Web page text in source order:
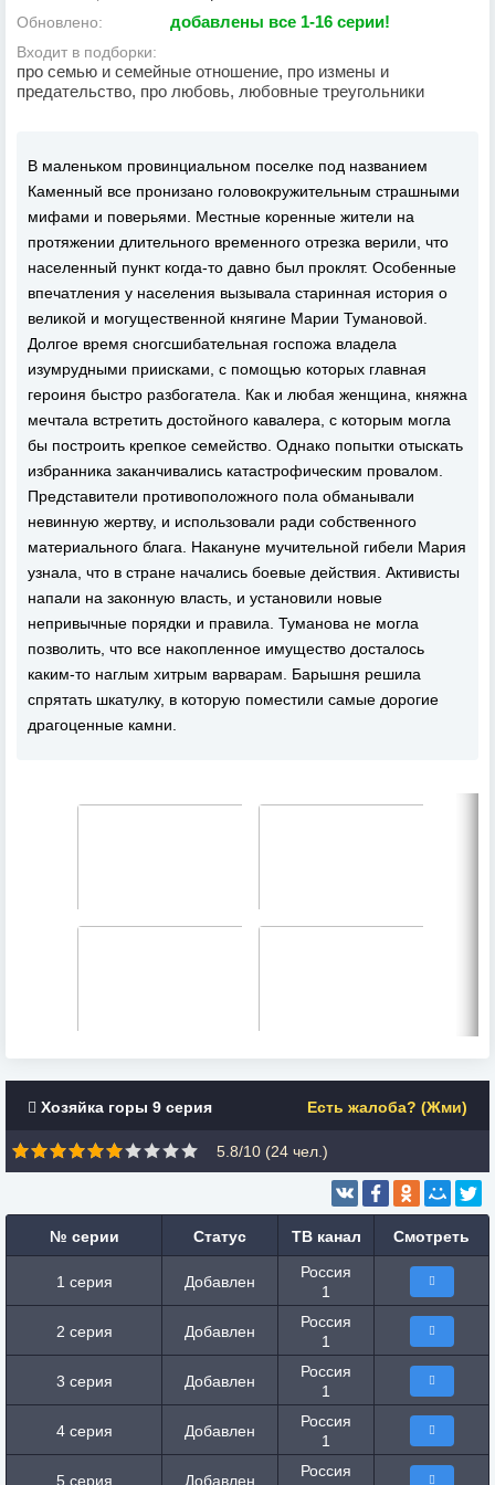
Обновлено: добавлены все 1-16 серии!
Входит в подборки:
про семью и семейные отношение, про измены и
предательство, про любовь, любовные треугольники
В маленьком провинциальном поселке под названием
Каменный все пронизано головокружительным страшными
мифами и поверьями. Местные коренные жители на
протяжении длительного временного отрезка верили, что
населенный пункт когда-то давно был проклят. Особенные
впечатления у населения вызывала старинная история о
великой и могущественной княгине Марии Тумановой.
Долгое время сногсшибательная госпожа владела
изумрудными приисками, с помощью которых главная
героиня быстро разбогатела. Как и любая женщина, княжна
мечтала встретить достойного кавалера, с которым могла
бы построить крепкое семейство. Однако попытки отыскать
избранника заканчивались катастрофическим провалом.
Представители противоположного пола обманывали
невинную жертву, и использовали ради собственного
материального блага. Накануне мучительной гибели Мария
узнала, что в стране начались боевые действия. Активисты
напали на законную власть, и установили новые
непривычные порядки и правила. Туманова не могла
позволить, что все накопленное имущество досталось
каким-то наглым хитрым варварам. Барышня решила
спрятать шкатулку, в которую поместили самые дорогие
драгоценные камни.
Хозяйка горы 9 серия Есть жалоба? (Жми)
5.8/10 (24 чел.)
№ серии Статус ТВ канал Смотреть
1 серия Добавлен
Россия
1
2 серия Добавлен
Россия
1
3 серия Добавлен
Россия
1
4 серия Добавлен
Россия
1
5 серия Добавлен
Россия